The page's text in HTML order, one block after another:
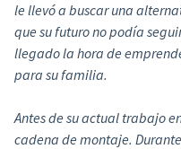
le llevó a buscar una
que su futuro no podía
llegado la hora de
para su familia.
Antes de su actual trabajo
cadena de montaje.